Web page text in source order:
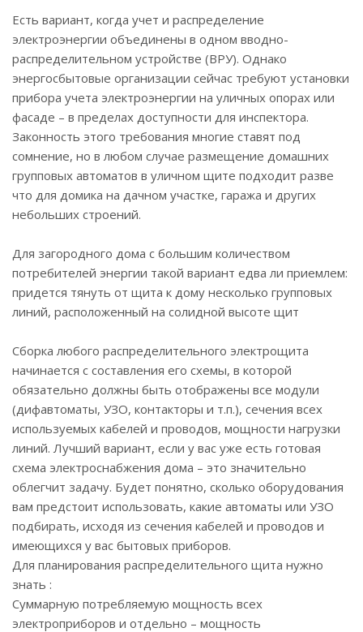
Есть вариант, когда учет и распределение
электроэнергии объединены в одном вводно-
распределительном устройстве (ВРУ). Однако
энергосбытовые организации сейчас требуют установки
прибора учета электроэнергии на уличных опорах или
фасаде – в пределах доступности для инспектора.
Законность этого требования многие ставят под
сомнение, но в любом случае размещение домашних
групповых автоматов в уличном щите подходит разве
что для домика на дачном участке, гаража и других
небольших строений.
Для загородного дома с большим количеством
потребителей энергии такой вариант едва ли приемлем:
придется тянуть от щита к дому несколько групповых
линий, расположенный на солидной высоте щит
Сборка любого распределительного электрощита
начинается с составления его схемы, в которой
обязательно должны быть отображены все модули
(дифавтоматы, УЗО, контакторы и т.п.), сечения всех
используемых кабелей и проводов, мощности нагрузки
линий. Лучший вариант, если у вас уже есть готовая
схема электроснабжения дома – это значительно
облегчит задачу. Будет понятно, сколько оборудования
вам предстоит использовать, какие автоматы или УЗО
подбирать, исходя из сечения кабелей и проводов и
имеющихся у вас бытовых приборов.
Для планирования распределительного щита нужно
знать :
Суммарную потребляемую мощность всех
электроприборов и отдельно – мощность